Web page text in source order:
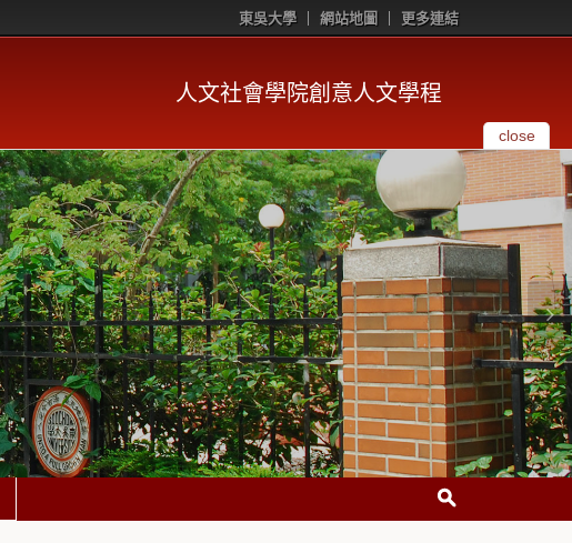
東吳大學 網站地圖 更多連結
人文社會學院創意人文學程
close